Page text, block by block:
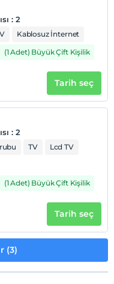
: 2
Kablosuz İnternet
(1 Adet) Büyük Çift Kişilik
Tarih seç
: 2
TV
Lcd TV
(1 Adet) Büyük Çift Kişilik
Tarih seç
(3)